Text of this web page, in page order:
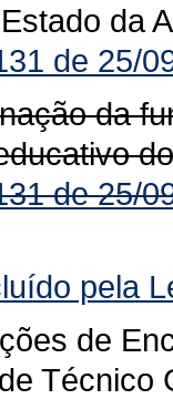
da
de 25/
da
de 25/
pela
de
Técnico